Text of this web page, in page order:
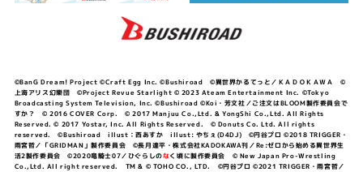
©BanG Dream! Project ©Craft Egg Inc. ©Bushiroad ©異世界かるてっと／ＫＡＤＯＫＡＷＡ ©
上海アリス幻樂団 ©Project Revue Starlight © 2023 Ateam Entertainment Inc. ©Tokyo
Broadcasting System Television, Inc. ©Bushiroad ©Koi・芳文社／ご注文はBLOOM製作委員会で
すか？ © 2016 COVER Corp. © 2017 Manjuu Co.,Ltd. & YongShi Co.,Ltd. All Rights
Reserved. © 2017 Yostar, Inc. All Rights Reserved. © Donuts Co. Ltd. All rights
reserved. ©Bushiroad illust：西あすか illust: やちぇ(D4DJ) ©円谷プロ ©2018 TRIGGER・
雨宮哲／「GRIDMAN」製作委員会 ©長月達平・株式会社KADOKAWA刊／Re:ゼロから始める異世界生
活2製作委員会 ©2020竜騎士07／ひぐらしのなく頃に製作委員会 © New Japan Pro-Wrestling
Co.,Ltd. All right reserved. TM & © TOHO CO., LTD. ©円谷プロ ©2021 TRIGGER・雨宮哲／